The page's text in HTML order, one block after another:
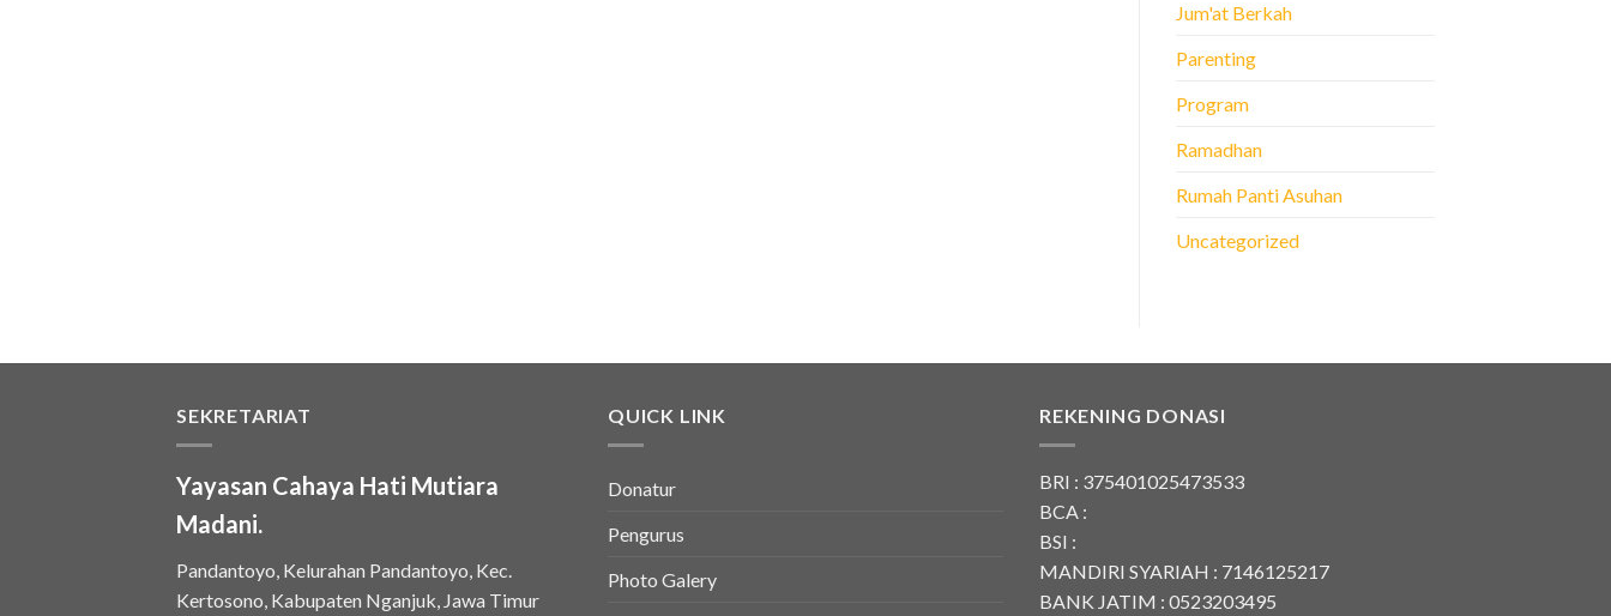
Jum'at Berkah
Parenting
Program
Ramadhan
Rumah Panti Asuhan
Uncategorized
SEKRETARIAT
Yayasan Cahaya Hati Mutiara
Madani.
Pandantoyo, Kelurahan Pandantoyo, Kec.
Kertosono, Kabupaten Nganjuk, Jawa Timur
QUICK LINK
Donatur
Pengurus
Photo Galery
REKENING DONASI
BRI : 375401025473533
BCA :
BSI :
MANDIRI SYARIAH : 7146125217
BANK JATIM : 0523203495